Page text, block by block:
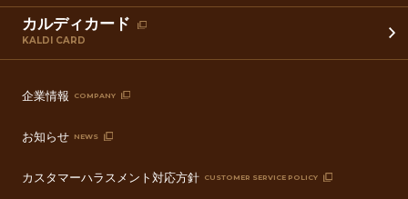
カルディカード
KALDI CARD
企業情報 COMPANY
お知らせ NEWS
カスタマーハラスメント対応方針 CUSTOMER SERVICE POLICY